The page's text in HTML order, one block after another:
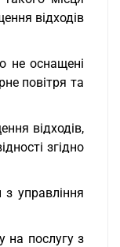
відходів
не оснащені
повітря та
відходів,
згідно
управління
на послугу з